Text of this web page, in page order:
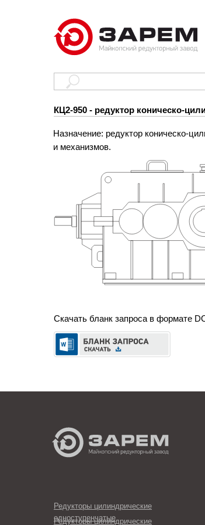
Назначение: редуктор коническо-
и механизмов.
Скачать бланк запроса в формате
КЦ2-950 - редуктор коническо-
Редукторы цилиндрические
одноступенчатые
Редукторы цилиндрические